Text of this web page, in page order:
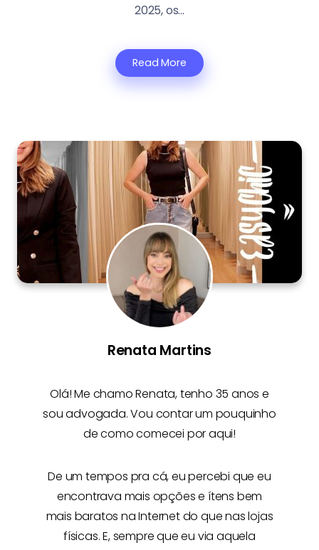
2025, os...
Read More
Renata Martins
Olá! Me chamoRenata, tenho 35 anos e
sou advogada. Vou contar um pouquinho
de como comecei por aqui!
De um tempos pra cá, eu percebi que eu
encontrava mais opções e ítens bem
mais baratos na Internetdo que nas lojas
físicas. E, sempre que eu via aquela